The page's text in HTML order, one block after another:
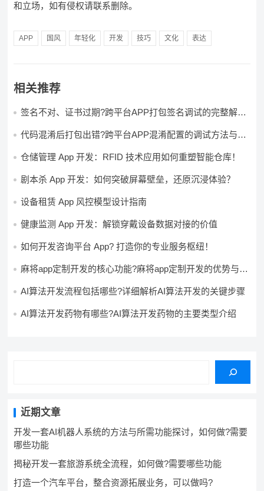
和立场，如有侵权请联系删除。
APP 国风 年轻化 开发 技巧 文化 表达
相关推荐
签名不对、证书过期?跨平台APP打包签名调试的完整解决
代码混淆后打包出错?跨平台APP混淆配置的调试方法与避
仓储管理 App 开发：RFID 技术应用如何重塑智能仓库！
剧本杀 App 开发：如何突破屏幕壁垒，还原沉浸体验？
设备租赁 App 风控模型设计指南
健康监测 App 开发：解锁穿戴设备数据对接的价值
如何开发咨询平台 App? 打造你的专业服务枢纽！
麻将app定制开发的核心功能?麻将app定制开发的优势与注
AI算法开发流程包括哪些?详细解析AI算法开发的关键步骤
AI算法开发药物有哪些?AI算法开发药物的主要类型介绍
近期文章
开发一套AI机器人系统的方法与所需功能探讨，如何做?需要
哪些功能
揭秘开发一套旅游系统全流程，如何做?需要哪些功能
打造一个汽车平台，整合资源拓展业务，可以做吗?